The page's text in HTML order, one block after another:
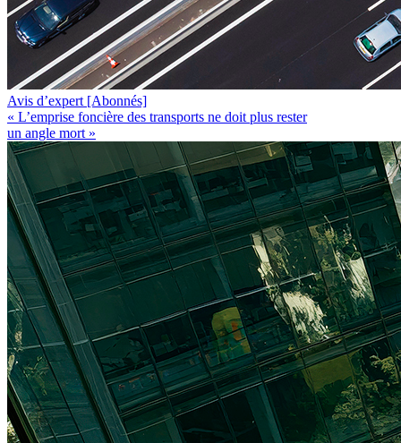
Avis d’expert [Abonnés]
« L’emprise foncière des transports ne doit plus rester
un angle mort »